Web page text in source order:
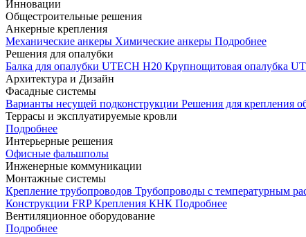
Инновации
Общестроительные решения
Анкерные крепления
Механические анкеры Химические анкеры Подробнее
Решения для опалубки
Балка для опалубки UTECH H20 Крупнощитовая опалубка
Архитектура и Дизайн
Фасадные системы
Варианты несущей подконструкции Решения для крепления
Террасы и эксплуатируемые кровли
Подробнее
Интерьерные решения
Офисные фальшполы
Инженерные коммуникации
Монтажные системы
Крепление трубопроводов Трубопроводы с температурным
Конструкции FRPКрепления КНК Подробнее
Вентиляционное оборудование
Подробнее